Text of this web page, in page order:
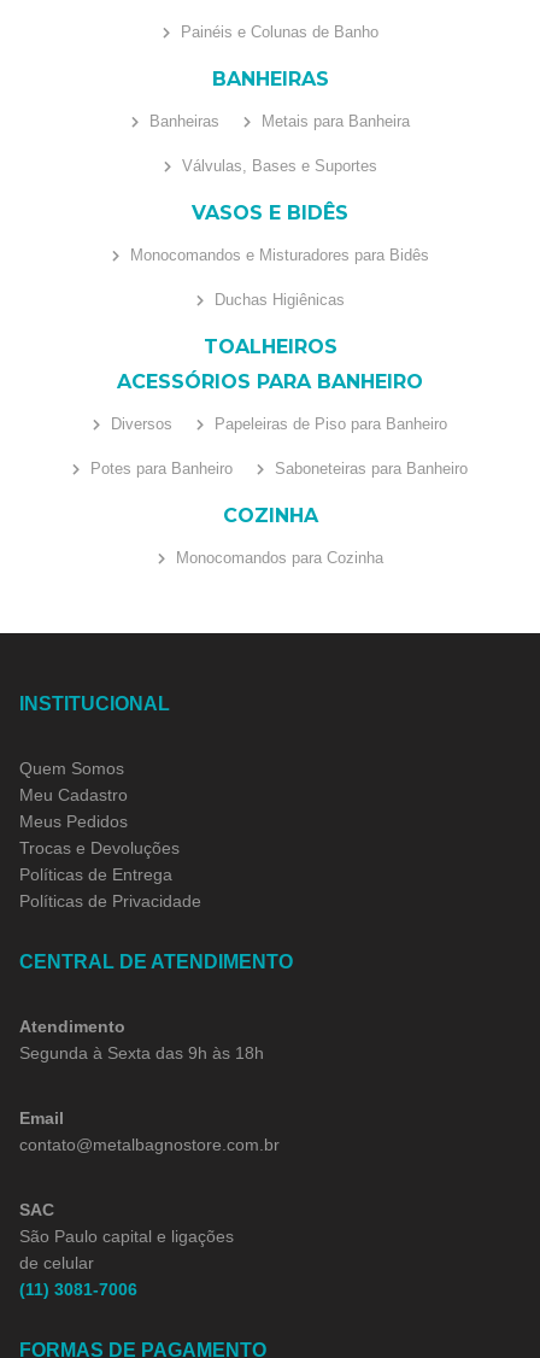
Painéis e Colunas de Banho
BANHEIRAS
Banheiras Metais para Banheira
Válvulas, Bases e Suportes
VASOS E BIDÊS
Monocomandos e Misturadores para Bidês
Duchas Higiênicas
TOALHEIROS
ACESSÓRIOS PARA BANHEIRO
Diversos Papeleiras de Piso para Banheiro
Potes para Banheiro Saboneteiras para Banheiro
COZINHA
Monocomandos para Cozinha
INSTITUCIONAL
Quem Somos
Meu Cadastro
Meus Pedidos
Trocas e Devoluções
Políticas de Entrega
Políticas de Privacidade
CENTRAL DE ATENDIMENTO
Atendimento
Segunda à Sexta das 9h às 18h
Email
contato@metalbagnostore.com.br
SAC
São Paulo capital e ligações
de celular
(11) 3081-7006
FORMAS DE PAGAMENTO